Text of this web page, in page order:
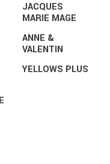
JACQUES
MARIE MAGE
ANNE &
VALENTIN
YELLOWS PLUS